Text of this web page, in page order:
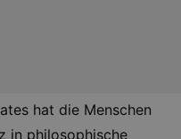
hat die Menschen
in philosophische